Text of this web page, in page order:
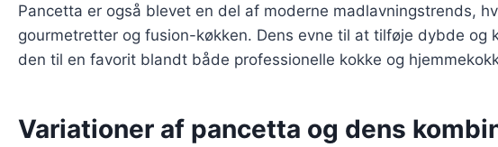
Pancetta er også blevet en del af moderne madlavningstrends,
gourmetretter og fusion-køkken. Dens evne til at tilføje dybde og
den til en favorit blandt både professionelle kokke og
Variationer af pancetta og dens